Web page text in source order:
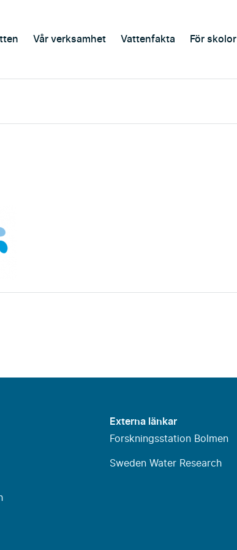
Vår verksamhet Vattenfakta För skolor
Externa länkar
Forskningsstation Bolmen
Sweden Water Research